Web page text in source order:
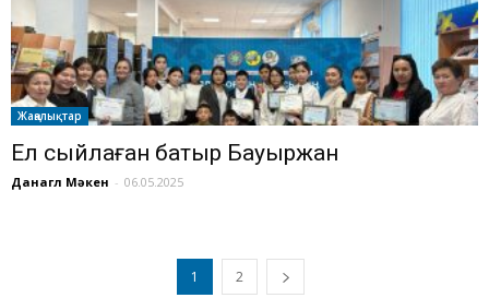
Жаңалықтар
Ел сыйлаған батыр Бауыржан
Данагүл Мәкен - 06.05.2025
1 2